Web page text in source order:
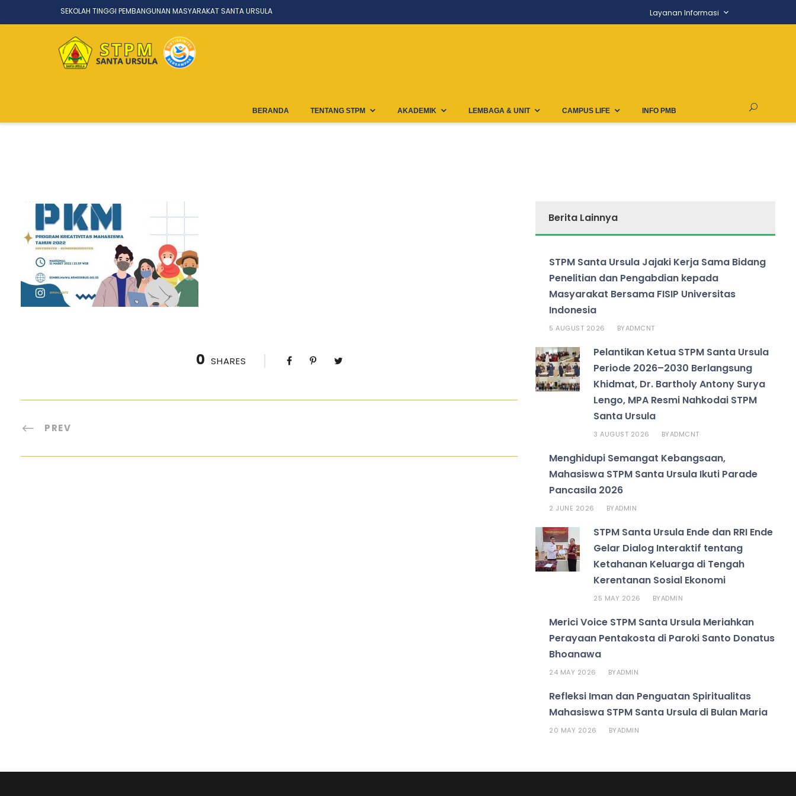
SEKOLAH TINGGI PEMBANGUNAN MASYARAKAT SANTA URSULA Layanan Informasi
BERANDA TENTANG STPM AKADEMIK LEMBAGA & UNIT CAMPUS LIFE INFO PMB
0 SHARES
PREV
Berita Lainnya
STPM Santa Ursula Jajaki Kerja Sama Bidang
Penelitian dan Pengabdian kepada
Masyarakat Bersama FISIP Universitas
Indonesia
5 AUGUST 2026 BYADMCNT
Pelantikan Ketua STPM Santa Ursula
Periode 2026–2030 Berlangsung
Khidmat, Dr. Bartholy Antony Surya
Lengo, MPA Resmi Nahkodai STPM
Santa Ursula
3 AUGUST 2026 BYADMCNT
Menghidupi Semangat Kebangsaan,
Mahasiswa STPM Santa Ursula Ikuti Parade
Pancasila 2026
2 JUNE 2026 BYADMIN
STPM Santa Ursula Ende dan RRI Ende
Gelar Dialog Interaktif tentang
Ketahanan Keluarga di Tengah
Kerentanan Sosial Ekonomi
25 MAY 2026 BYADMIN
Merici Voice STPM Santa Ursula Meriahkan
Perayaan Pentakosta di Paroki Santo Donatus
Bhoanawa
24 MAY 2026 BYADMIN
Refleksi Iman dan Penguatan Spiritualitas
Mahasiswa STPM Santa Ursula di Bulan Maria
20 MAY 2026 BYADMIN